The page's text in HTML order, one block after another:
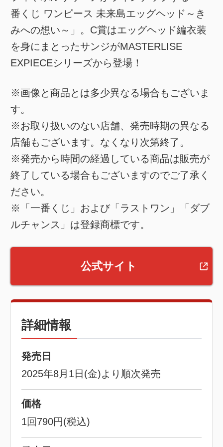
番くじ ワンピース 未来島エッグヘッド～き
みへの想い～」。C賞はエッグヘッド編衣装
を身にまとったサンジがMASTERLISE
EXPIECEシリーズから登場！
※画像と商品とは多少異なる場合もございま
す。
※お取り扱いのない店舗、発売時期の異なる
店舗もございます。なくなり次第終了。
※発売から時間の経過している商品は販売が
終了している場合もございますのでご了承く
ださい。
※「一番くじ」および「ラストワン」「ダブ
ルチャンス」は登録商標です。
公式サイト
詳細情報
発売日
2025年8月1日(金)より順次発売
価格
1回790円(税込)